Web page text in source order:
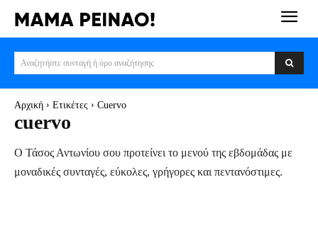
Αναζητήστε συνταγή ή όρο αναζήτησης
Αρχική Ετικέτες Cuervo
cuervo
Ο Τάσος Αντωνίου σου προτείνει το μενού της εβδομάδας με
μοναδικές συνταγές, εύκολες, γρήγορες και πεντανόστιμες.